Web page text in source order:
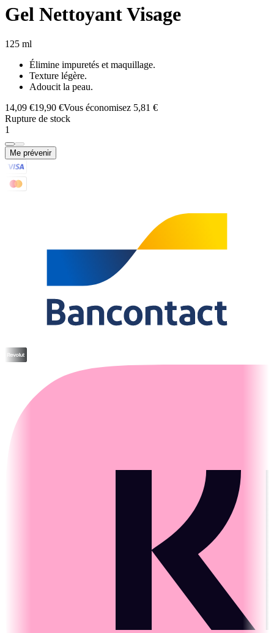
Gel Nettoyant Visage
125 ml
Élimine impuretés et maquillage.
Texture légère.
Adoucit la peau.
14,09 €19,90 €Vous économisez 5,81 €
Rupture de stock
1
Me prévenir